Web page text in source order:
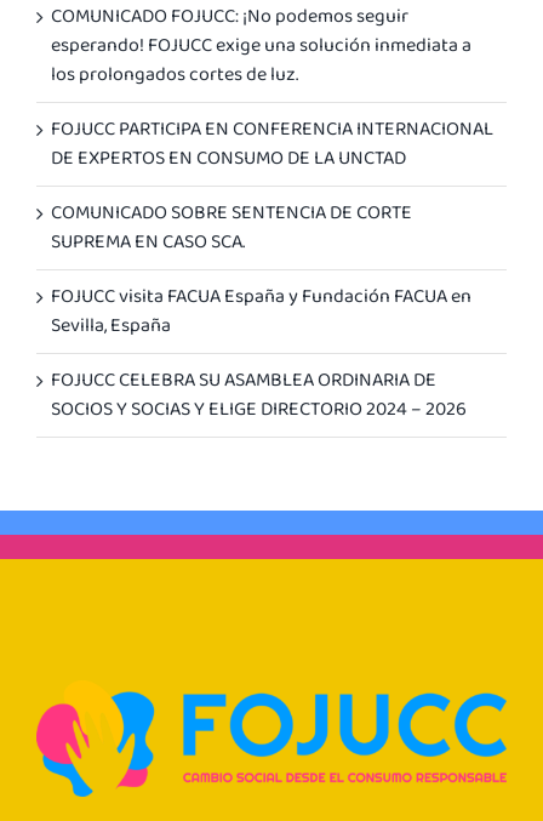
COMUNICADO FOJUCC: ¡No podemos seguir
esperando! FOJUCC exige una solución inmediata a
los prolongados cortes de luz.
FOJUCC PARTICIPA EN CONFERENCIA INTERNACIONAL
DE EXPERTOS EN CONSUMO DE LA UNCTAD
COMUNICADO SOBRE SENTENCIA DE CORTE
SUPREMA EN CASO SCA.
FOJUCC visita FACUA España y Fundación FACUA en
Sevilla, España
FOJUCC CELEBRA SU ASAMBLEA ORDINARIA DE
SOCIOS Y SOCIAS Y ELIGE DIRECTORIO 2024 – 2026